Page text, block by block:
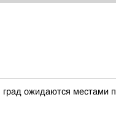
ожидаются